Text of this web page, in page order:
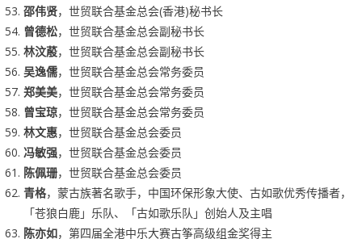
邵伟贤，世贸联合基金总会(香港)秘书长
曾德松，世贸联合基金总会副秘书长
林汶蒑，世贸联合基金总会副秘书长
吴逸儒，世贸联合基金总会常务委员
郑美美，世贸联合基金总会常务委员
曾宝琼，世贸联合基金总会常务委员
林文惠，世贸联合基金总会委员
冯敏强，世贸联合基金总会委员
陈佩珊，世贸联合基金总会委员
青格，蒙古族著名歌手，中国环保形象大使、古如歌优秀传播者，
「苍狼白鹿」乐队、「古如歌乐队」创始人及主唱
陈亦如，第四届全港中乐大赛古筝高级组金奖得主